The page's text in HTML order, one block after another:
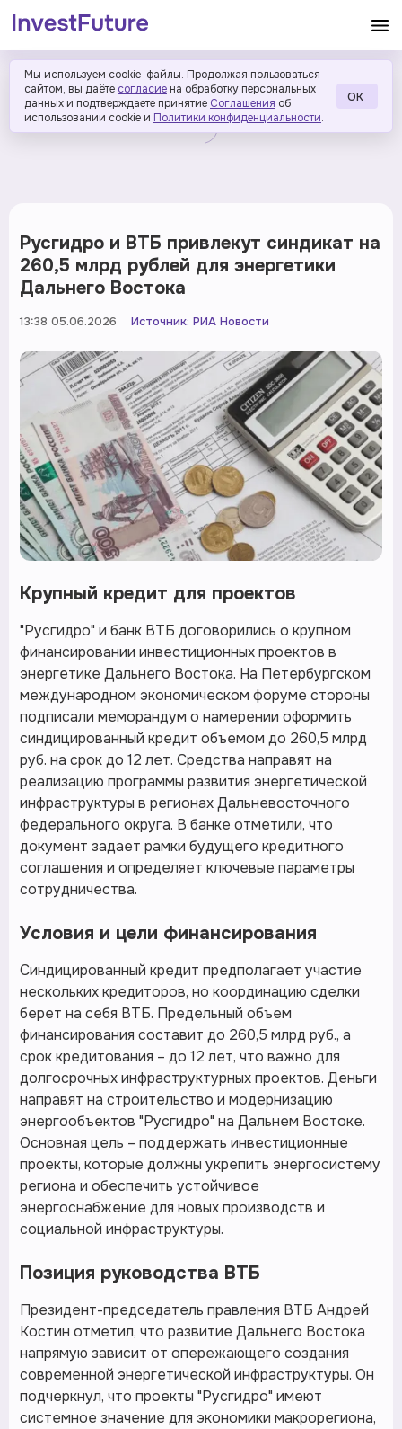
Мы используем cookie-файлы. Продолжая пользоваться
сайтом, вы даёте согласие на обработку персональных
данных и подтверждаете принятие Соглашения об
использовании cookie и Политики конфиденциальности.
ОК
Русгидро и ВТБ привлекут синдикат на
260,5 млрд рублей для энергетики
Дальнего Востока
13:38 05.06.2026 Источник: РИА Новости
Крупный кредит для проектов
"Русгидро" и банк ВТБ договорились о крупном
финансировании инвестиционных проектов в
энергетике Дальнего Востока. На Петербургском
международном экономическом форуме стороны
подписали меморандум о намерении оформить
синдицированный кредит объемом до 260,5 млрд
руб. на срок до 12 лет. Средства направят на
реализацию программы развития энергетической
инфраструктуры в регионах Дальневосточного
федерального округа. В банке отметили, что
документ задает рамки будущего кредитного
соглашения и определяет ключевые параметры
сотрудничества.
Условия и цели финансирования
Синдицированный кредит предполагает участие
нескольких кредиторов, но координацию сделки
берет на себя ВТБ. Предельный объем
финансирования составит до 260,5 млрд руб., а
срок кредитования – до 12 лет, что важно для
долгосрочных инфраструктурных проектов. Деньги
направят на строительство и модернизацию
энергообъектов "Русгидро" на Дальнем Востоке.
Основная цель – поддержать инвестиционные
проекты, которые должны укрепить энергосистему
региона и обеспечить устойчивое
энергоснабжение для новых производств и
социальной инфраструктуры.
Позиция руководства ВТБ
Президент-председатель правления ВТБ Андрей
Костин отметил, что развитие Дальнего Востока
напрямую зависит от опережающего создания
современной энергетической инфраструктуры. Он
подчеркнул, что проекты "Русгидро" имеют
системное значение для экономики макрорегиона,